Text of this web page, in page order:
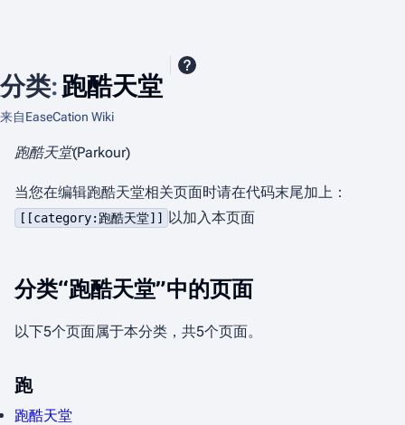
分类:跑酷天堂
来自EaseCation Wiki
跑酷天堂(Parkour)
当您在编辑跑酷天堂相关页面时请在代码末尾加上：
[[category:跑酷天堂]] 以加入本页面
分类“跑酷天堂”中的页面
以下5个页面属于本分类，共5个页面。
跑
跑酷天堂